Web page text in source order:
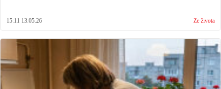
15:11 13.05.26 Ze života